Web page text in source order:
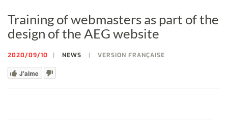
Training of webmasters as part of the
design of the AEG website
2020/09/10 NEWS VERSION FRANÇAISE
J'aime